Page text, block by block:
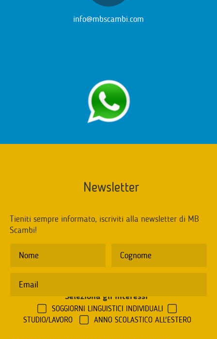
info@mbscambi.com
Newsletter
Tieniti sempre informato, iscriviti alla newsletter di MB
Scambi!
Seleziona gli interessi
SOGGIORNI LINGUISTICI INDIVIDUALI
STUDIO/LAVORO
ANNO SCOLASTICO ALL'ESTERO